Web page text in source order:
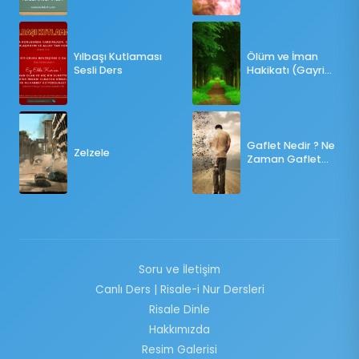
Yılbaşı Kutlaması
Sesli Ders
Zelzele
Ölüm ve İman
Hakikatı (Gayri
Gaflet Nedir ? Ne
Zaman Gaflet
Soru ve İletişim
Canlı Ders | Risale-i Nur Dersleri
Risale Dinle
Hakkımızda
Resim Galerisi